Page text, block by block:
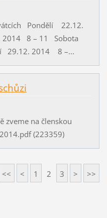
Pondělí 22.12.
8 – 11 Sobota
29.12. 2014 8 –...
zveme na členskou
(223359)
<< < 1 2 3 > >>